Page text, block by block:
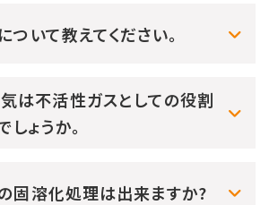
いて教えてください。
は不活性ガスとしての役割
しょうか。
固溶化処理は出来ますか?